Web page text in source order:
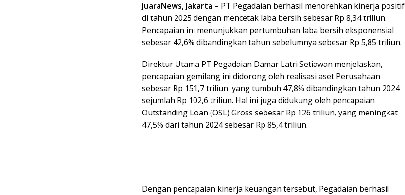
JuaraNews, Jakarta – PT Pegadaian berhasil menorehkan kinerja positif
di tahun 2025 dengan mencetak laba bersih sebesar Rp 8,34 triliun.
Pencapaian ini menunjukkan pertumbuhan laba bersih eksponensial
sebesar 42,6% dibandingkan tahun sebelumnya sebesar Rp 5,85 triliun.
Direktur Utama PT Pegadaian Damar Latri Setiawan menjelaskan,
pencapaian gemilang ini didorong oleh realisasi aset Perusahaan
sebesar Rp 151,7 triliun, yang tumbuh 47,8% dibandingkan tahun 2024
sejumlah Rp 102,6 triliun. Hal ini juga didukung oleh pencapaian
Outstanding Loan (OSL) Gross sebesar Rp 126 triliun, yang meningkat
47,5% dari tahun 2024 sebesar Rp 85,4 triliun.
Dengan pencapaian kinerja keuangan tersebut, Pegadaian berhasil